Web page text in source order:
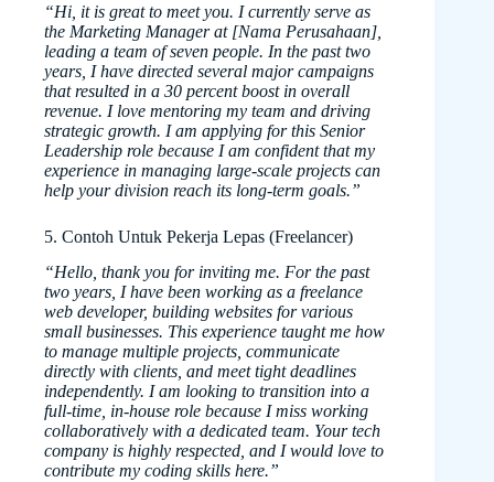
“Hi, it is great to meet you. I currently serve as
the Marketing Manager at [Nama Perusahaan],
leading a team of seven people. In the past two
years, I have directed several major campaigns
that resulted in a 30 percent boost in overall
revenue. I love mentoring my team and driving
strategic growth. I am applying for this Senior
Leadership role because I am confident that my
experience in managing large-scale projects can
help your division reach its long-term goals.”
5. Contoh Untuk Pekerja Lepas (Freelancer)
“Hello, thank you for inviting me. For the past
two years, I have been working as a freelance
web developer, building websites for various
small businesses. This experience taught me how
to manage multiple projects, communicate
directly with clients, and meet tight deadlines
independently. I am looking to transition into a
full-time, in-house role because I miss working
collaboratively with a dedicated team. Your tech
company is highly respected, and I would love to
contribute my coding skills here.”